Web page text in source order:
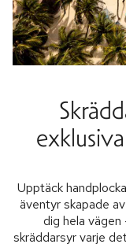
Upptäck
äventyr skapade
dig hela
skräddarsyr varje